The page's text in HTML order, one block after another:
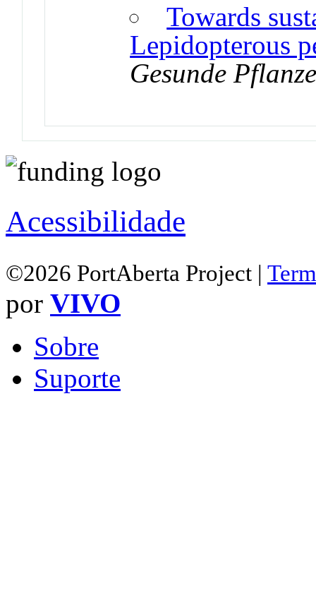
Towards
Lepidopterous
Gesunde
Acessibilidade
©2026 PortAberta Project |
por VIVO
Sobre
Suporte